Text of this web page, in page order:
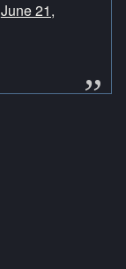
June 21,